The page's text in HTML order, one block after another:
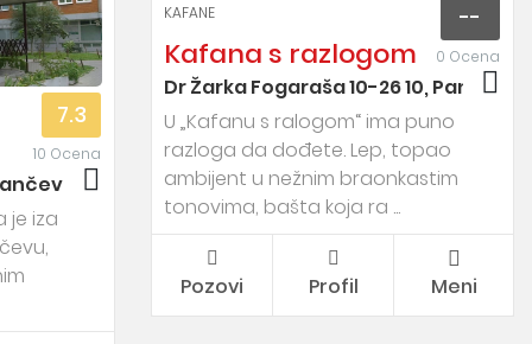
7.3
10 Ocena
,
je iza
--
0 Ocena
KAFANE
Kafana s razlogom
Dr Žarka Fogaraša 10-26 10, Pančevo
U „Kafanu s ralogom“ ima puno
razloga da dođete. Lep, topao
ambijent u nežnim braonkastim
tonovima, bašta koja ra ...
Pozovi Profil Meni